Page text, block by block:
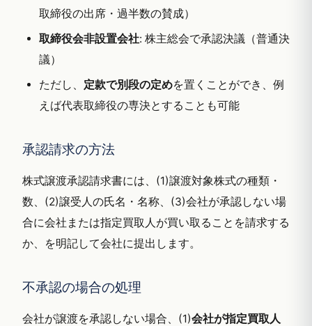
取締役の出席・過半数の賛成）
取締役会非設置会社: 株主総会で承認決議（普通決
議）
ただし、 定款で別段の定めを置くことができ、例
えば代表取締役の専決とすることも可能
承認請求の方法
株式譲渡承認請求書には、(1)譲渡対象株式の種類・
数、(2)譲受人の氏名・名称、(3)会社が承認しない場
合に会社または指定買取人が買い取ることを請求する
か、を明記して会社に提出します。
不承認の場合の処理
会社が譲渡を承認しない場合、(1)会社が指定買取人